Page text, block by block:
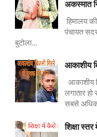
अकस्मात
हिमालय
पंचायत
बुटोला...
आकाशीय
आकाशीय
लगातार
सबसे
शिक्षा